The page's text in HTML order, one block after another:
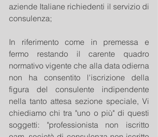
aziende Italiane richiedenti il servizio di
consulenza;
In riferimento come in premessa e
fermo restando il carente quadro
normativo vigente che alla data odierna
non ha consentito l'iscrizione della
figura del consulente indipendente
nella tanto attesa sezione speciale, Vi
chiediamo chi tra "uno o più" di questi
soggetti: "professionista non iscritto